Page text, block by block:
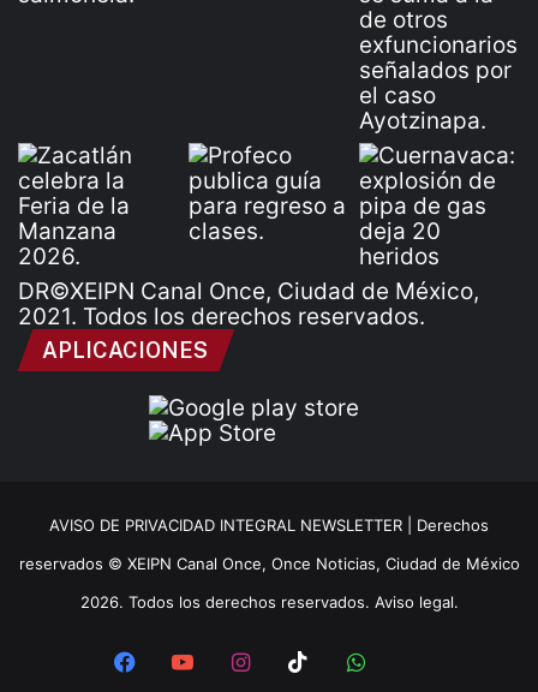
DR©XEIPN Canal Once, Ciudad de México,
2021. Todos los derechos reservados.
APLICACIONES
AVISO DE PRIVACIDAD INTEGRAL NEWSLETTER | Derechos
reservados © XEIPN Canal Once, Once Noticias, Ciudad de México
2026. Todos los derechos reservados. Aviso legal.
FacebookYouTubeInstagram
TikTokWhatsApp